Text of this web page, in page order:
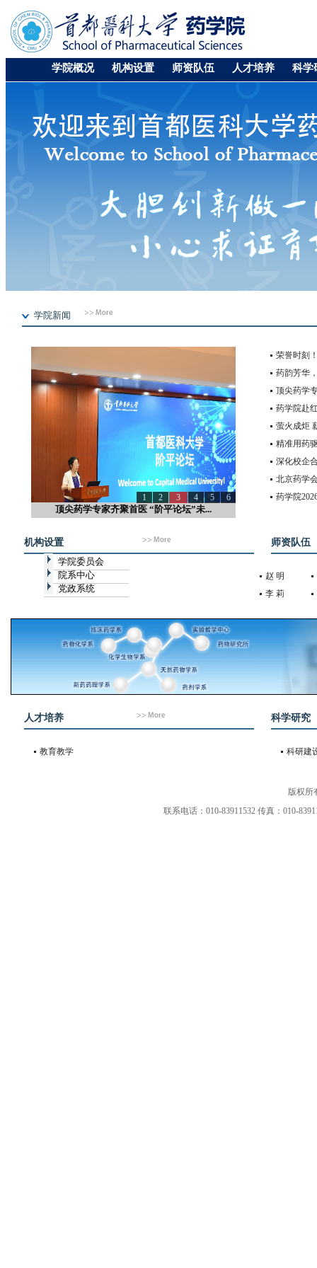
学院概况 机构设置 师资队伍 人才培养 科学
学院新闻
顶尖药学专家齐聚首医 “阶平论坛”未...
1 2 3 4 5 6
荣誉时刻
药韵芳华
顶尖药学
药学院赴
萤火成炬
精准用药
深化校企
北京药学
药学院
机构设置
师资队伍
学院委员会
院系中心
党政系统
赵 明
李 莉
人才培养 科学研究
教育教学 科研建
版权所
联系电话：010-83911532 传真：010-